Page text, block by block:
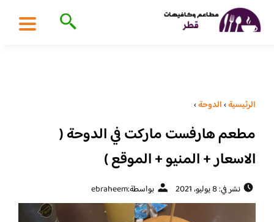
الرئيسية›الدوحة›
مطعم هارفست ماركت في الدوحة (
الاسعار + المنيو + الموقع )
نشر في: 8 يوليو، 2021 بواسطة:ebraheem